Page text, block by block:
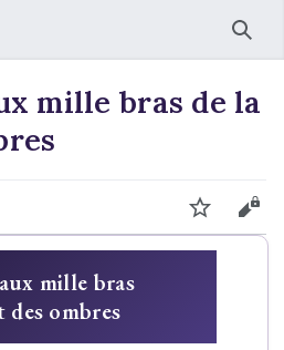
mille bras de la
Suivre
mille bras
des ombres